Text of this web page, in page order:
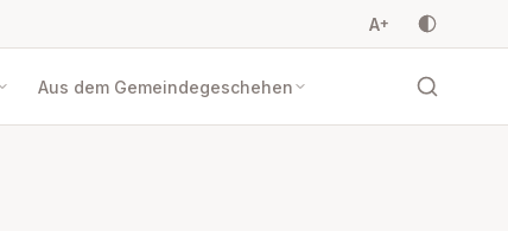
A+
Aus dem Gemeindegeschehen